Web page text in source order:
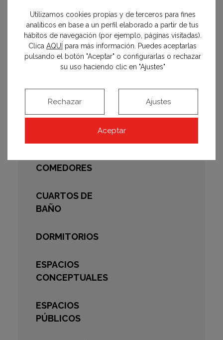
Fotos: Amador Toril para Casa Decor
Texto:Cova Pendones
CASAS
COMEDORES
CUARTOS DE
BAÑO
DORMITORIOS
ESPACIOS
CONCEPTUALES
ESPACIOS
PÚBLICOS
Utilizamos cookies propias y de terceros para fines
analíticos en base a un perfil elaborado a partir de tus
hábitos de navegación (por ejemplo, páginas visitadas).
Clica AQUÍ para más información. Puedes aceptarlas
pulsando el botón "Aceptar" o configurarlas o rechazar
su uso haciendo clic en "Ajustes"
Aceptar
Rechazar Ajustes